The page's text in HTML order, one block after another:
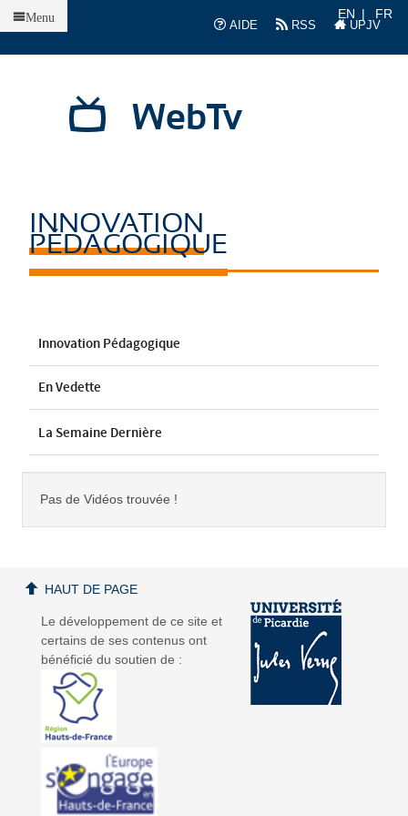
AIDE
RSS UPJV
EN FR
WebTv
Menu
INNOVATION
PÉDAGOGIQUE
Innovation Pédagogique
En Vedette
La Semaine Dernière
Pas de Vidéos trouvée !
Le développement de ce site et
certains de ses contenus ont
bénéficié du soutien de :
HAUT DE PAGE